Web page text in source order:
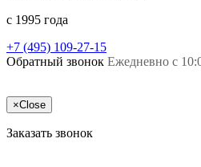
c 1995 года
+7 (495) 109-27-15
Обратный звонок Ежедневно с
×Close
Заказать звонок